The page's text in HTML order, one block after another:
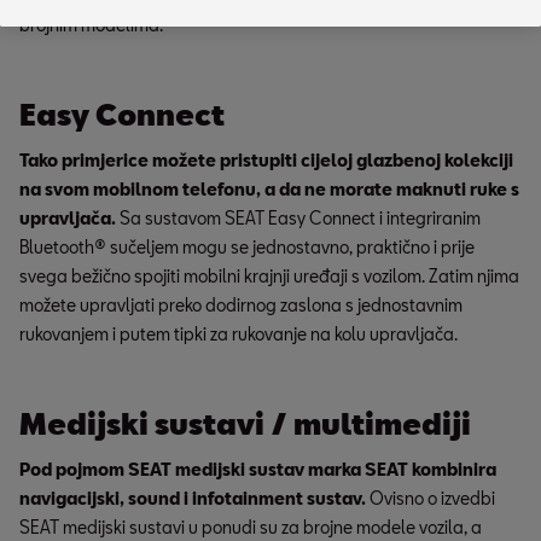
brojnim modelima.
Easy Connect
Tako primjerice možete pristupiti cijeloj glazbenoj kolekciji
na svom mobilnom telefonu, a da ne morate maknuti ruke s
upravljača. Sa sustavom SEAT Easy Connect i integriranim
Bluetooth® sučeljem mogu se jednostavno, praktično i prije
svega bežično spojiti mobilni krajnji uređaji s vozilom. Zatim njima
možete upravljati preko dodirnog zaslona s jednostavnim
rukovanjem i putem tipki za rukovanje na kolu upravljača.
Medijski sustavi / multimediji
Pod pojmom SEAT medijski sustav marka SEAT kombinira
navigacijski, sound i infotainment sustav.Ovisno o izvedbi
SEAT medijski sustavi u ponudi su za brojne modele vozila, a